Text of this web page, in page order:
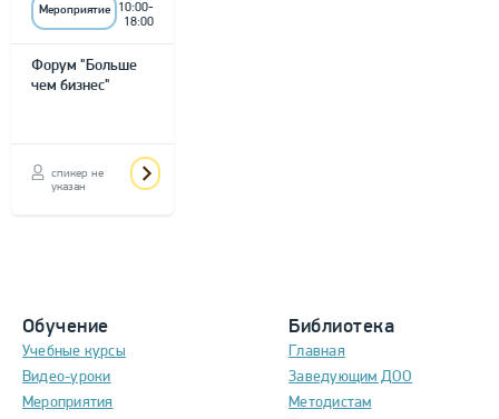
Мероприятие
10:00-
18:00
Форум "Больше
чем бизнес"
спикер не
указан
Обучение
Учебные курсы
Видео-уроки
Мероприятия
Библиотека
Главная
Заведующим ДОО
Методистам